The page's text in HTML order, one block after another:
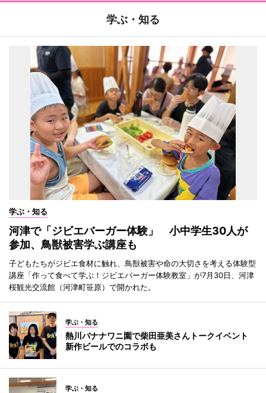
学ぶ・知る
学ぶ・知る
河津で「ジビエバーガー体験」 小中学生30人が
参加、鳥獣被害学ぶ講座も
子どもたちがジビエ食材に触れ、鳥獣被害や命の大切さを考える体験型
講座「作って食べて学ぶ！ジビエバーガー体験教室」が7月30日、河津
桜観光交流館（河津町笹原）で開かれた。
学ぶ・知る
熱川バナナワニ園で柴田亜美さんトークイベント
新作ビールでのコラボも
学ぶ・知る